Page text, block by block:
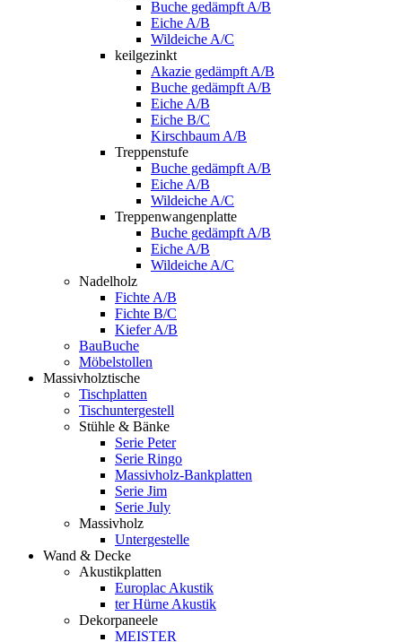
Buche gedämpft A/B
Eiche A/B
Wildeiche A/C
keilgezinkt
Akazie gedämpft A/B
Buche gedämpft A/B
Eiche A/B
Eiche B/C
Kirschbaum A/B
Treppenstufe
Buche gedämpft A/B
Eiche A/B
Wildeiche A/C
Treppenwangenplatte
Buche gedämpft A/B
Eiche A/B
Wildeiche A/C
Nadelholz
Fichte A/B
Fichte B/C
Kiefer A/B
BauBuche
Möbelstollen
Massivholztische
Tischplatten
Tischuntergestell
Stühle & Bänke
Serie Peter
Serie Ringo
Massivholz-Bankplatten
Serie Jim
Serie July
Massivholz
Untergestelle
Wand & Decke
Akustikplatten
Europlac Akustik
ter Hürne Akustik
Dekorpaneele
MEISTER